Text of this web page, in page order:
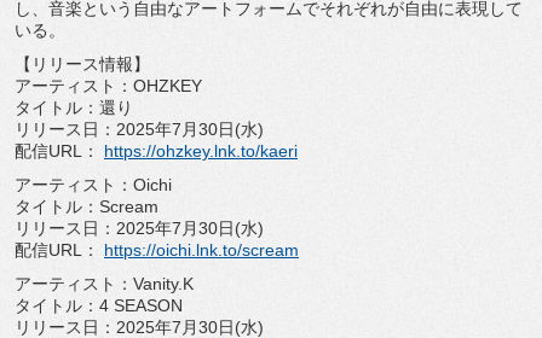
し、 音楽という自由なアートフォームでそれぞれが自由に表現して
いる 。
【リリース情報】
アーティスト：OHZKEY
タイトル：還り
リリース日：2025年7月30日(水)
配信URL： https://ohzkey.lnk.to/kaeri
アーティスト：Oichi
タイトル：Scream
リリース日：2025年7月30日(水)
配信URL： https://oichi.lnk.to/scream
アーティスト：Vanity.K
タイトル：4 SEASON
リリース日：2025年7月30日(水)